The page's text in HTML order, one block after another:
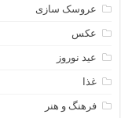
عروسک سازی
عکس
عید نوروز
غذا
فرهنگ و هنر